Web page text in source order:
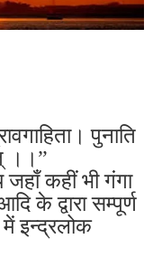
पुनाति
।।”
कहीं भी गंगा
के द्वारा सम्पूर्ण
इन्द्रलोक